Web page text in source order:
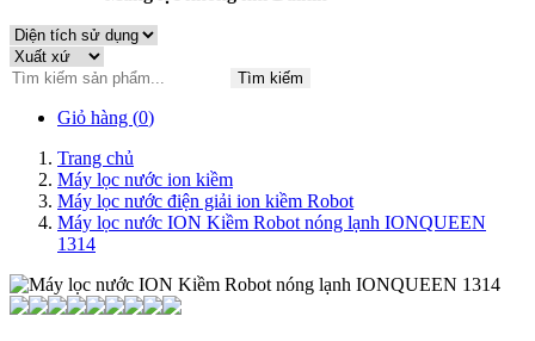
Tìm kiếm
Giỏ hàng (0)
Trang chủ
Máy lọc nước ion kiềm
Máy lọc nước điện giải ion kiềm Robot
Máy lọc nước ION Kiềm Robot nóng lạnh IONQUEEN
1314